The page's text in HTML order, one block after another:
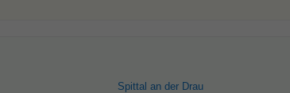
Spittal an der Drau